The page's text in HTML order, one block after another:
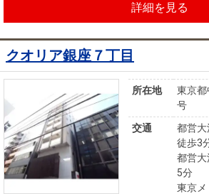
詳細を見る
クオリア銀座７丁目
所在地
東京
号
交通
都営
徒歩3
都営
5分
東京